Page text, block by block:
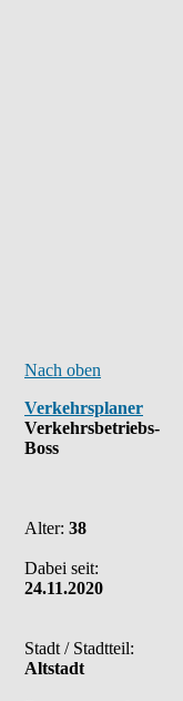
Nach oben
Verkehrsplaner
Verkehrsbetriebs-
Boss
Alter: 38
Dabei seit:
24.11.2020
Stadt / Stadtteil:
Altstadt